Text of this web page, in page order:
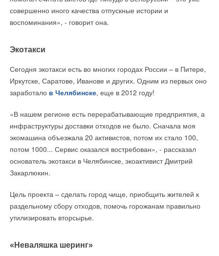
совершенно иного качества отпускные истории и
воспоминания», - говорит она.
Экотакси
Сегодня экотакси есть во многих городах России – в Питере,
Иркутске, Саратове, Иванове и других. Одним из первых оно
заработало в Челябинске, еще в 2012 году!
«В нашем регионе есть перерабатывающие предприятия, а
инфраструктуры доставки отходов не было. Сначала моя
экомашина объезжала 20 активистов, потом их стало 100,
потом 1000... Сервис оказался востребован», - рассказал
основатель экотакси в Челябинске, экоактивист Дмитрий
Закарлюкин.
Цель проекта – сделать город чище, приобщить жителей к
раздельному сбору отходов, помочь горожанам правильно
утилизировать вторсырье.
«Неваляшка шеринг»
первоначальной. Сами можете убедиться в том, что это
достаточно долговечная система. И учёные постоянно
находят новые способы повысить их эффективность.
— А что с воздействием осадков? Например, известно, что в
после того, как повредил местные солнечные модули. В
результате 20 000 домов остались без света...
фотоэлектрических ячеек, то есть слоя кремния, а над ним
слой особо закалённого стекла. Его закаливают при
температуре выше 650 градусов, что серьёзно меняет его
механические и химические свойства. Калёное стекло, в
отличие от простого оконного, может выдержать довольно
крупный град, который несётся со скоростью 100 километров
условиям.
Ну, и на серьёзные температурные воздействия тоже.
85 градусов по Цельсию. То есть это гарантированный